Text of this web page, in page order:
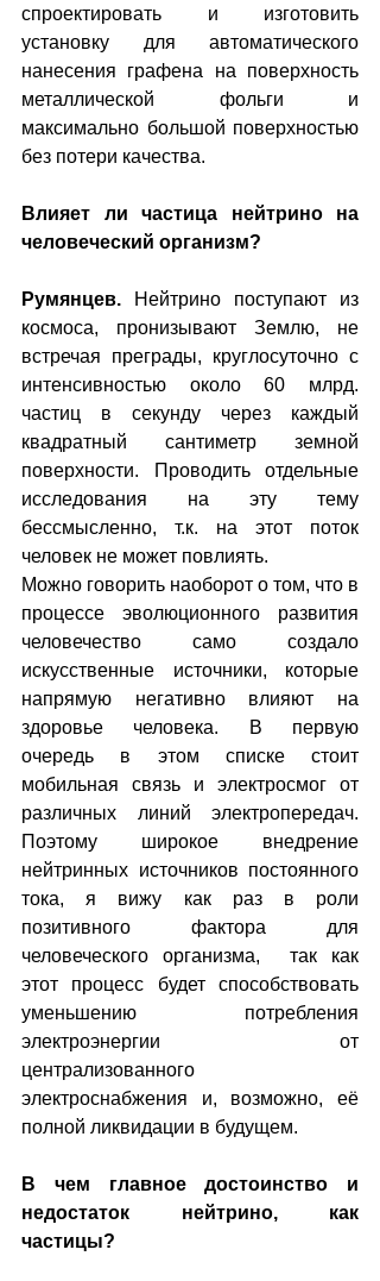
спроектировать и изготовить
установку для автоматического
нанесения графена на поверхность
металлической фольги и
максимально большой поверхностью
без потери качества.
Влияет ли частица нейтрино на
человеческий организм?
Румянцев.
Нейтрино поступают из
космоса, пронизывают Землю, не
встречая преграды, круглосуточно с
интенсивностью около 60 млрд.
частиц в секунду через каждый
квадратный сантиметр земной
поверхности. Проводить отдельные
исследования на эту тему
бессмысленно, т.к. на этот поток
человек не может повлиять.
Можно говорить наоборот о том, что в
процессе эволюционного развития
человечество само создало
искусственные источники, которые
напрямую негативно влияют на
здоровье человека. В первую
очередь в этом списке стоит
мобильная связь и электросмог от
различных линий электропередач.
Поэтому широкое внедрение
нейтринных источников постоянного
тока, я вижу как раз в роли
позитивного фактора для
человеческого организма,  так как
этот процесс будет способствовать
уменьшению потребления
электроэнергии от
централизованного
электроснабжения и, возможно, её
полной ликвидации в будущем.
В чем главное достоинство и
недостаток нейтрино, как
частицы?